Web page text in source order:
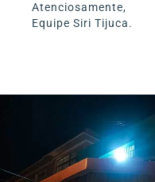
Atenciosamente,
Equipe Siri Tijuca.